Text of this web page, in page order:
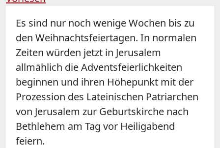
Es sind nur noch wenige Wochen bis zu
den Weihnachtsfeiertagen. In normalen
Zeiten würden jetzt in Jerusalem
allmählich die Adventsfeierlichkeiten
beginnen und ihren Höhepunkt mit der
Prozession des Lateinischen Patriarchen
von Jerusalem zur Geburtskirche nach
Bethlehem am Tag vor Heiligabend
feiern.